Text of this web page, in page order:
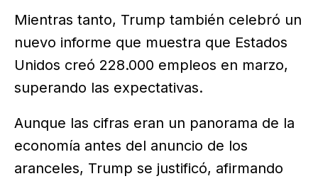
Mientras tanto, Trump también celebró un
nuevo informe que muestra que Estados
Unidos creó 228.000 empleos en marzo,
superando las expectativas.
Aunque las cifras eran un panorama de la
economía antes del anuncio de los
aranceles, Trump se justificó, afirmando